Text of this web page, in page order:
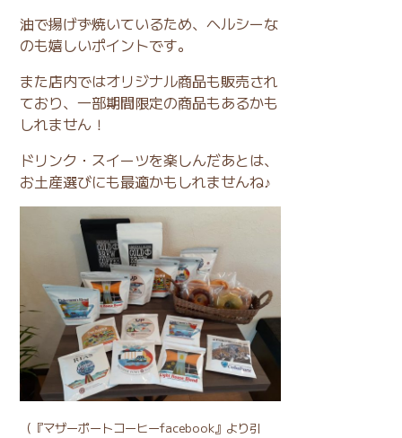
油で揚げず焼いているため、ヘルシーな
のも嬉しいポイントです。
また店内ではオリジナル商品も販売され
ており、一部期間限定の商品もあるかも
しれません！
ドリンク・スイーツを楽しんだあとは、
お土産選びにも最適かもしれませんね♪
（ 『マザーポートコーヒーfacebook』 より引